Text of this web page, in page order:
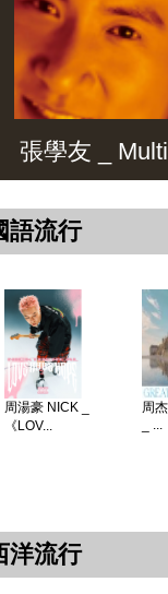
張學友 _
語流行
周湯豪 NICK _
《LOV...
周
_ ...
洋流行